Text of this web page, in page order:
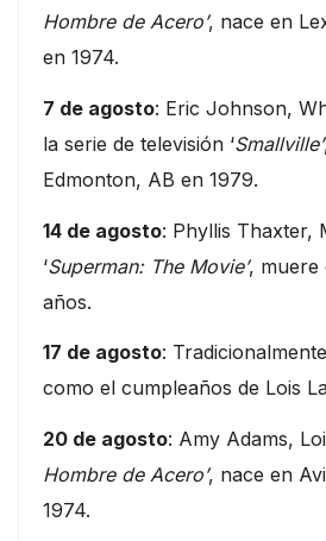
Hombre de Acero’, nace en
en 1974.
7 de agosto: Eric Johnson,
la serie de televisión ‘Smallville’
Edmonton, AB en 1979.
14 de agosto: Phyllis Thaxter,
‘Superman: The Movie’, muere
años.
17 de agosto:
como el cumpleaños de Lois
20 de agosto: Amy Adams,
Hombre de Acero’, nace en
1974.